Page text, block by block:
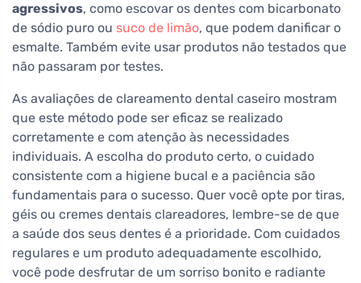
agressivos, como escovar os dentes com bicarbonato
de sódio puro ou suco de limão, que podem danificar o
esmalte. Também evite usar produtos não testados que
não passaram por testes.
As avaliações de clareamento dental caseiro mostram
que este método pode ser eficaz se realizado
corretamente e com atenção às necessidades
individuais. A escolha do produto certo, o cuidado
consistente com a higiene bucal e a paciência são
fundamentais para o sucesso. Quer você opte por tiras,
géis ou cremes dentais clareadores, lembre-se de que
a saúde dos seus dentes é a prioridade. Com cuidados
regulares e um produto adequadamente escolhido,
você pode desfrutar de um sorriso bonito e radiante